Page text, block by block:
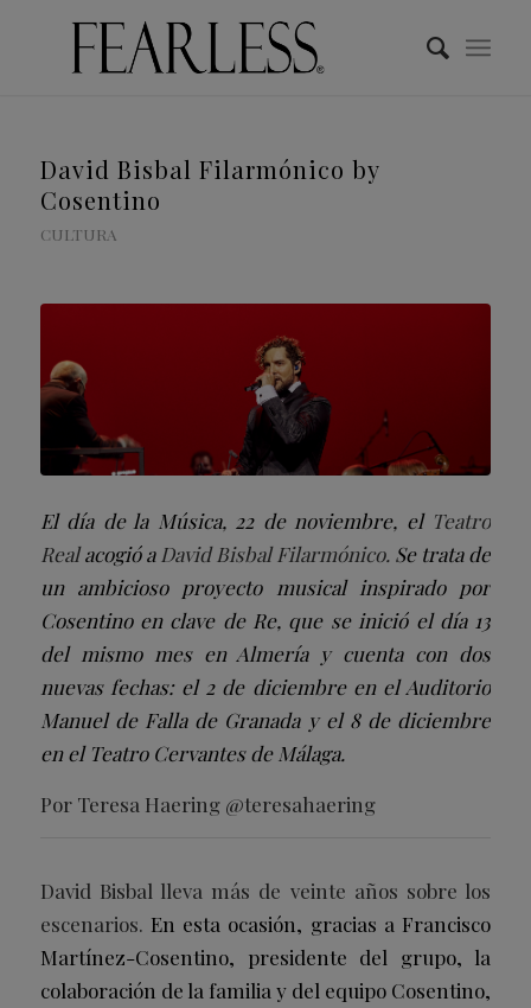
David Bisbal Filarmónico by
Cosentino
CULTURA
El día de la Música, 22 de noviembre, el Teatro
Realacogió a David Bisbal Filarmónico. Se trata de
un ambicioso proyecto musical inspirado por
Cosentino en clave de Re, que se inició el día 13
del mismo mes en Almería y cuenta con dos
nuevas fechas: el 2 de diciembre en el Auditorio
Manuel de Falla de Granada y el 8 de diciembre
en el Teatro Cervantes de Málaga.
Por Teresa Haering @teresahaering
David Bisbal lleva más de veinte años sobre los
escenarios. En esta ocasión, gracias a Francisco
Martínez-Cosentino, presidente del grupo, la
colaboración de la familia y del equipo Cosentino,